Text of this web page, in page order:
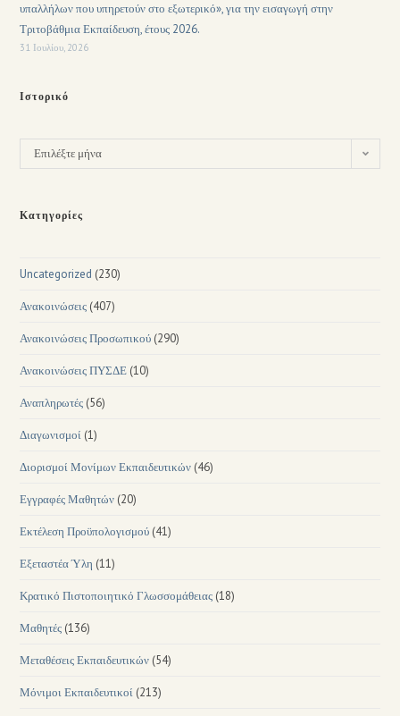
υπαλλήλων που υπηρετούν στο εξωτερικό», για την εισαγωγή στην
Τριτοβάθμια Εκπαίδευση, έτους 2026.
31 Ιουλίου, 2026
Ιστορικό
Επιλέξτε μήνα
Κατηγορίες
Uncategorized (230)
Ανακοινώσεις (407)
Ανακοινώσεις Προσωπικού (290)
Ανακοινώσεις ΠΥΣΔΕ (10)
Αναπληρωτές (56)
Διαγωνισμοί (1)
Διορισμοί Μονίμων Εκπαιδευτικών (46)
Εγγραφές Μαθητών (20)
Εκτέλεση Προϋπολογισμού (41)
Εξεταστέα Ύλη (11)
Κρατικό Πιστοποιητικό Γλωσσομάθειας (18)
Μαθητές (136)
Μεταθέσεις Εκπαιδευτικών (54)
Μόνιμοι Εκπαιδευτικοί (213)